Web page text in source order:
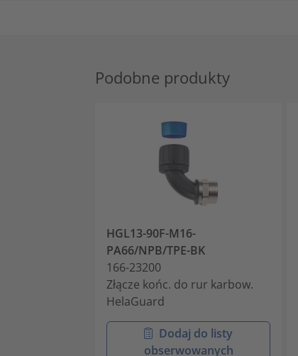
Podobne produkty
HGL13-90F-M16-
PA66/NPB/TPE-BK
166-23200
Złącze końc. do rur karbow.
HelaGuard
Dodaj do listy
obserwowanych